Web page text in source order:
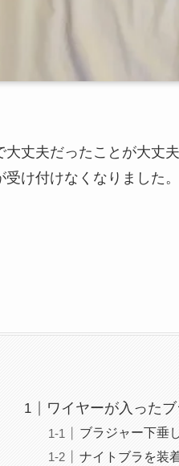
大丈夫だったことが大丈
受け付けなくなりました。
ワイヤーが入った
ブラジャー下垂
ナイトブラを装